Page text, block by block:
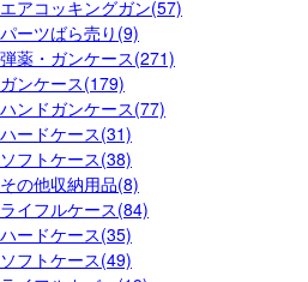
エアコッキングガン(57)
パーツばら売り(9)
弾薬・ガンケース(271)
ガンケース(179)
ハンドガンケース(77)
ハードケース(31)
ソフトケース(38)
その他収納用品(8)
ライフルケース(84)
ハードケース(35)
ソフトケース(49)